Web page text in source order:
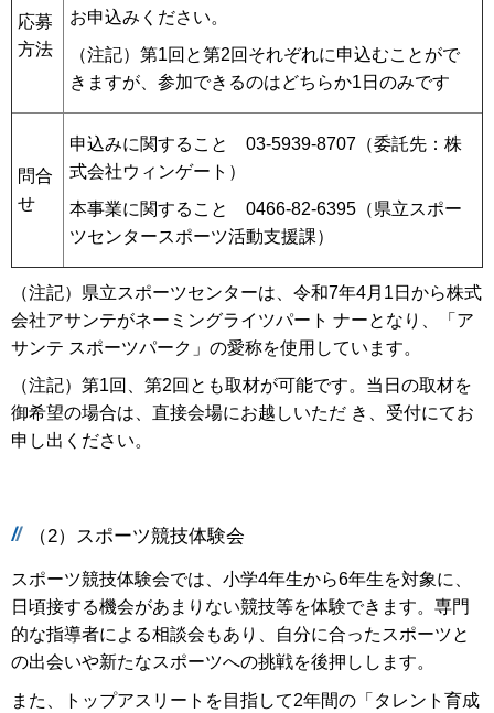
応募
方法
お申込みください。
（注記）第1回と第2回それぞれに申込むことがで
きますが、参加できるのはどちらか1日のみです
問合
せ
申込みに関すること 03-5939-8707（委託先：株
式会社ウィンゲート）
本事業に関すること 0466-82-6395（県立スポー
ツセンタースポーツ活動支援課）
（注記）県立スポーツセンターは、令和7年4月1日から株式
会社アサンテがネーミングライツパート ナーとなり、「ア
サンテ スポーツパーク」の愛称を使用しています。
（注記）第1回、第2回とも取材が可能です。当日の取材を
御希望の場合は、直接会場にお越しいただ き、受付にてお
申し出ください。
（2）スポーツ競技体験会
スポーツ競技体験会では、小学4年生から6年生を対象に、
日頃接する機会があまりない競技等を体験できます。専門
的な指導者による相談会もあり、自分に合ったスポーツと
の出会いや新たなスポーツへの挑戦を後押しします。
また、トップアスリートを目指して2年間の「タレント育成